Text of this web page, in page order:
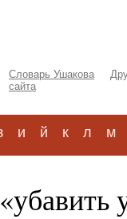
Словарь Ушакова
сайта
и й к л м